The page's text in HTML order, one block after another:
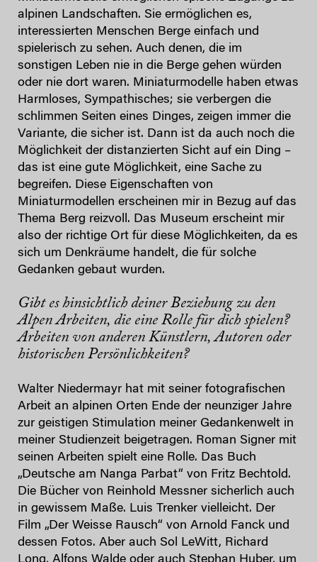
alpinen Landschaften. Sie ermöglichen es,
interessierten Menschen Berge einfach und
spielerisch zu sehen. Auch denen, die im
sonstigen Leben nie in die Berge gehen würden
oder nie dort waren. Miniaturmodelle haben etwas
Harmloses, Sympathisches; sie verbergen die
schlimmen Seiten eines Dinges, zeigen immer die
Variante, die sicher ist. Dann ist da auch noch die
Möglichkeit der distanzierten Sicht auf ein Ding –
das ist eine gute Möglichkeit, eine Sache zu
begreifen. Diese Eigenschaften von
Miniaturmodellen erscheinen mir in Bezug auf das
Thema Berg reizvoll. Das Museum erscheint mir
also der richtige Ort für diese Möglichkeiten, da es
sich um Denkräume handelt, die für solche
Gedanken gebaut wurden.
Gibt es hinsichtlich deiner Beziehung zu den
Alpen Arbeiten, die eine Rolle für dich spielen?
Arbeiten von anderen Künstlern, Autoren oder
historischen Persönlichkeiten?
Walter Niedermayr hat mit seiner fotografischen
Arbeit an alpinen Orten Ende der neunziger Jahre
zur geistigen Stimulation meiner Gedankenwelt in
meiner Studienzeit beigetragen. Roman Signer mit
seinen Arbeiten spielt eine Rolle. Das Buch
„Deutsche am Nanga Parbat“ von Fritz Bechtold.
Die Bücher von Reinhold Messner sicherlich auch
in gewissem Maße. Luis Trenker vielleicht. Der
Film „Der Weisse Rausch“ von Arnold Fanck und
dessen Fotos. Aber auch Sol LeWitt, Richard